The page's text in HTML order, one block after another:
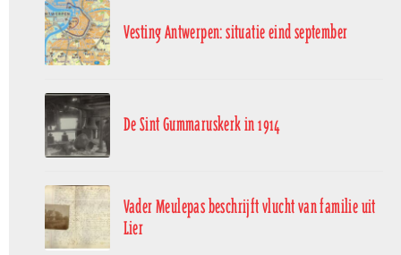
Vesting Antwerpen: situatie eind september
De Sint Gummaruskerk in 1914
Vader Meulepas beschrijft vlucht van familie uit
Lier